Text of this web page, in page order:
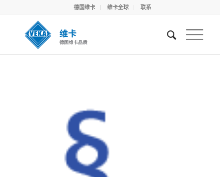
德国维卡 维卡全球 联系